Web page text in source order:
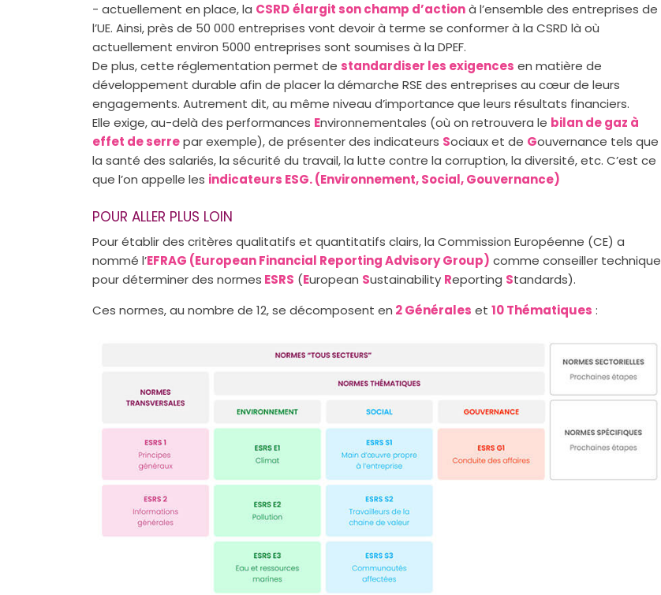
- actuellement en place, la CSRDélargit son champ d’actionà l’ensemble des entreprises de
l’UE. Ainsi, près de 50 000 entreprises vont devoir à terme se conformer à la CSRD là où
actuellement environ 5000 entreprises sont soumises à la DPEF.
De plus, cette réglementation permet de standardiser les exigences en matière de
développement durable afin de placer la démarche RSE des entreprises au cœur de leurs
engagements. Autrement dit, au même niveau d’importance que leurs résultats financiers.
Elle exige, au-delà des performances Environnementales (où on retrouvera le bilan de gaz à
effet de serrepar exemple), de présenter des indicateurs Sociaux et de Gouvernance tels que
la santé des salariés, la sécurité du travail, la lutte contre la corruption, la diversité, etc. C’est ce
que l’on appelle les indicateurs ESG. (Environnement, Social, Gouvernance)
POUR ALLER PLUS LOIN
Pour établir des critères qualitatifs et quantitatifs clairs, la Commission Européenne (CE) a
nommé l’EFRAG (European Financial Reporting Advisory Group) comme conseiller technique
pour déterminer des normes ESRS (European Sustainability Reporting Standards).
Ces normes, au nombre de 12, se décomposent en 2 Générales et 10 Thématiques :